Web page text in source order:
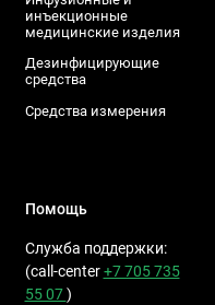
инъекционные
медицинские изделия
Дезинфицирующие
средства
Средства измерения
Помощь
Служба поддержки:
(call-center+7 705 735
55 07)